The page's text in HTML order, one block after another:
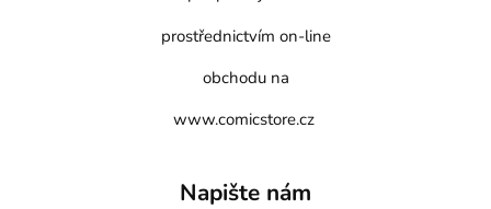
prostřednictvím on-line
obchodu na
www.comicstore.cz
Napište nám